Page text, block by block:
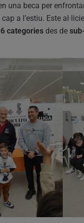
una beca per
a l’estiu. Este
6 categories des de